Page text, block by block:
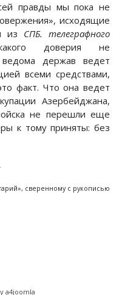
правды мы пока не
исходящие
из СПБ. телеграфного
доверия не
держав ведет
всеми средствами,
факт. Что она ведет
Азербейджана,
не перешли еще
к тому приняты: без
сверенному с рукописью
a4joomla